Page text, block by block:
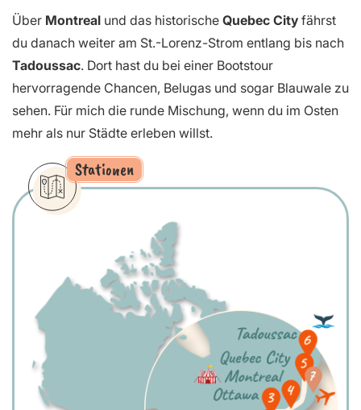
Über Montreal und das historische Quebec City fährst
du danach weiter am St.-Lorenz-Strom entlang bis nach
Tadoussac. Dort hast du bei einer Bootstour
hervorragende Chancen, Belugas und sogar Blauwale zu
sehen. Für mich die runde Mischung, wenn du im Osten
mehr als nur Städte erleben willst.
Stationen